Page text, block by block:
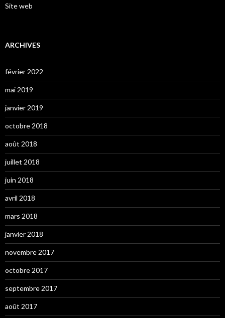
Site web
ARCHIVES
février 2022
mai 2019
janvier 2019
octobre 2018
août 2018
juillet 2018
juin 2018
avril 2018
mars 2018
janvier 2018
novembre 2017
octobre 2017
septembre 2017
août 2017